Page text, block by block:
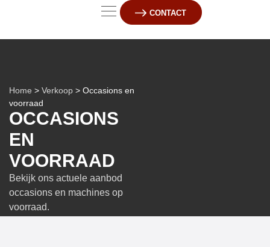
CONTACT
Home > Verkoop > Occasions en
voorraad
OCCASIONS
EN
VOORRAAD
Bekijk ons actuele aanbod
occasions en machines op
voorraad.